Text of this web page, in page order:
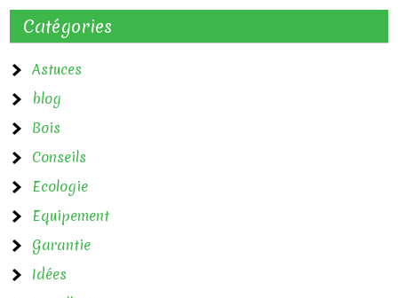
g
a
t
i
o
n
d
e
Catégories
Astuces
blog
Bois
Conseils
Ecologie
Equipement
Garantie
Idées